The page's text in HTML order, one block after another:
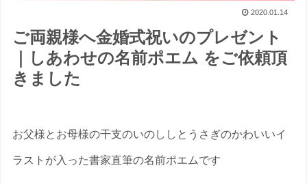
2020.01.14
ご両親様へ金婚式祝いのプレゼント
｜しあわせの名前ポエム をご依頼頂
きました
お父様とお母様の干支のいのししとうさぎのかわいいイ
ラストが入った書家直筆の名前ポエムです